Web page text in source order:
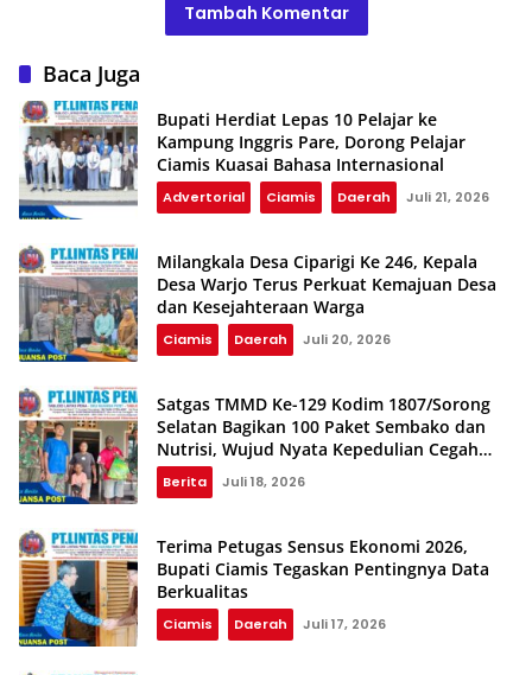
Tambah Komentar
Baca Juga
Bupati Herdiat Lepas 10 Pelajar ke
Kampung Inggris Pare, Dorong Pelajar
Ciamis Kuasai Bahasa Internasional
Advertorial Ciamis Daerah Juli 21, 2026
Milangkala Desa Ciparigi Ke 246, Kepala
Desa Warjo Terus Perkuat Kemajuan Desa
dan Kesejahteraan Warga
Ciamis Daerah Juli 20, 2026
Satgas TMMD Ke-129 Kodim 1807/Sorong
Selatan Bagikan 100 Paket Sembako dan
Nutrisi, Wujud Nyata Kepedulian Cegah
Stunting
Berita Juli 18, 2026
Terima Petugas Sensus Ekonomi 2026,
Bupati Ciamis Tegaskan Pentingnya Data
Berkualitas
Ciamis Daerah Juli 17, 2026